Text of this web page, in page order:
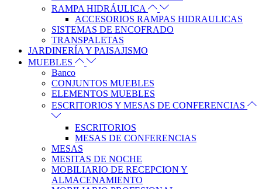
RAMPA HIDRÁULICA
ACCESORIOS RAMPAS HIDRAULICAS
SISTEMAS DE ENCOFRADO
TRANSPALETAS
JARDINERÍA Y PAISAJISMO
MUEBLES
Banco
CONJUNTOS MUEBLES
ELEMENTOS MUEBLES
ESCRITORIOS Y MESAS DE CONFERENCIAS
ESCRITORIOS
MESAS DE CONFERENCIAS
MESAS
MESITAS DE NOCHE
MOBILIARIO DE RECEPCION Y
ALMACENAMIENTO